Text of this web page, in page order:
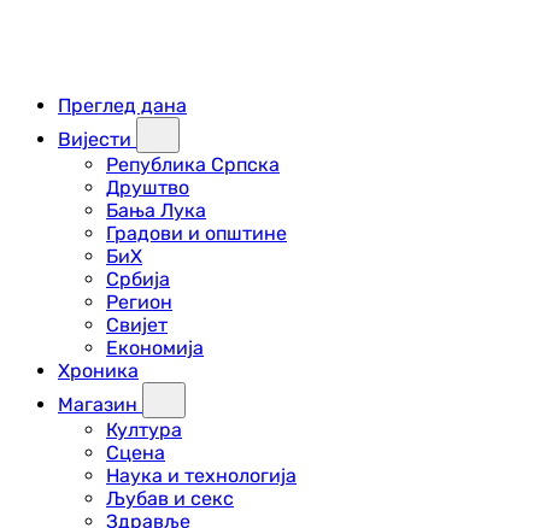
Преглед дана
Вијести
Република Српска
Друштво
Бања Лука
Градови и општине
БиХ
Србија
Регион
Свијет
Економија
Хроника
Магазин
Култура
Сцена
Наука и технологија
Љубав и секс
Здравље